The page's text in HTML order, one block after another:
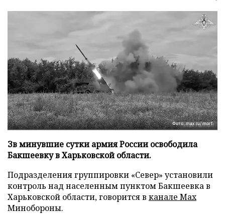
Фото: max.ru/morf
Зв минувшие сутки армия России освободила
Бакшеевку в Харьковской области.
Подразделения группировки «Север» установили
контроль над населенным пунктом Бакшеевка в
Харьковской области, говорится в канале Max
Минобороны.